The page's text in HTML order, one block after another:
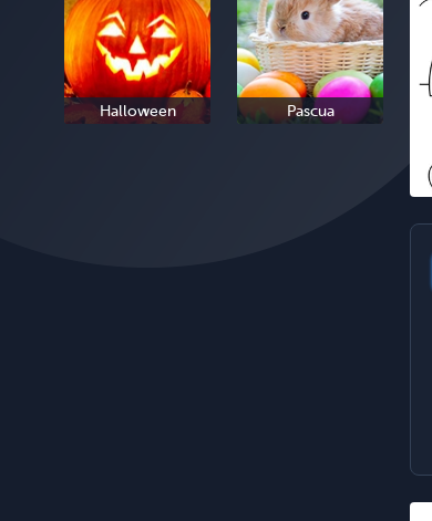
Halloween Pascua